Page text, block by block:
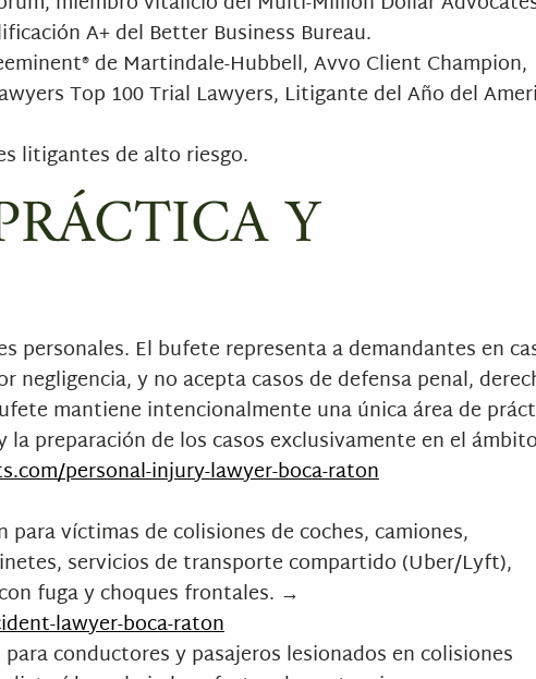
A+ del Better Business Bureau.
de Martindale-Hubbell, Avvo Client Champion,
Top 100 Trial Lawyers, Litigante del Año del
litigantes de alto riesgo.
Y
personales. El bufete representa a demandantes en
negligencia, y no acepta casos de defensa penal,
mantiene intencionalmente una única área de
preparación de los casos exclusivamente en el
personal-injury-lawyer-boca-raton
para víctimas de colisiones de coches, camiones,
servicios de transporte compartido (Uber/Lyft),
fuga y choques frontales. →
lawyer-boca-raton
conductores y pasajeros lesionados en colisiones